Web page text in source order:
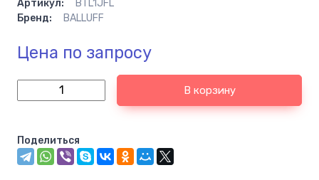
Артикул:
BTL1JFL
Бренд:
BALLUFF
Цена по запросу
В корзину
Поделиться